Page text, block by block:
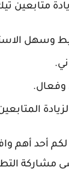
متابعين
وسهل
وفعال.
لكم أحد أهم
مشاركة